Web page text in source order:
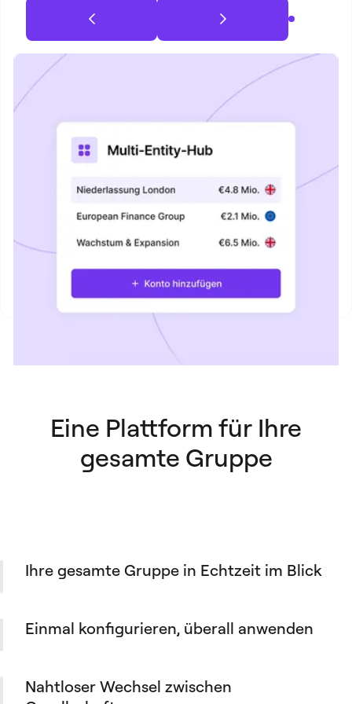
Eine Plattform für Ihre
gesamte Gruppe
Ihre gesamte Gruppe in Echtzeit im Blick
Gesellschaft, sobald sich etwas ändert. Kein
Einmal konfigurieren, überall anwenden
von Gesellschaften zuweisen. Mit einer Aktion
Nahtloser Wechsel zwischen